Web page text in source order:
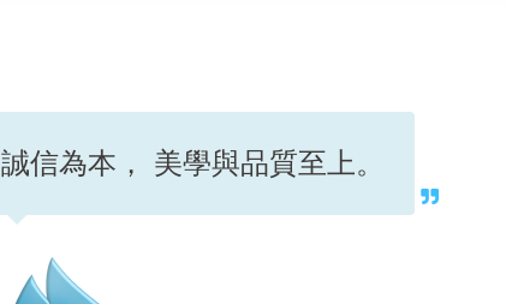
誠信為本， 美學與品質至上。